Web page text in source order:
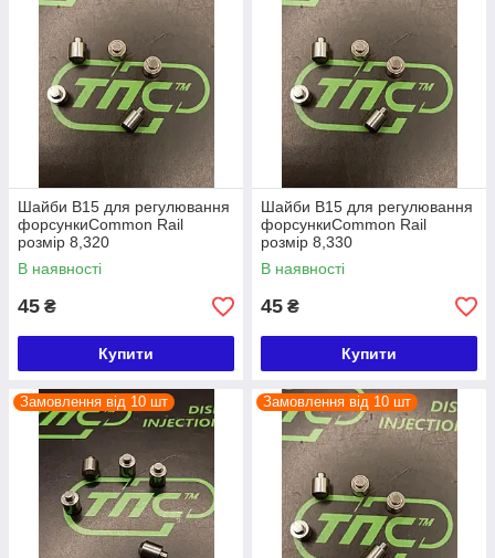
Шайби B15 для регулювання
форсункиCommon Rail
розмір 8,320
В наявності
45 ₴
Купити
Шайби B15 для регулювання
форсункиCommon Rail
розмір 8,330
В наявності
45 ₴
Купити
Замовлення від 10 шт Замовлення від 10 шт